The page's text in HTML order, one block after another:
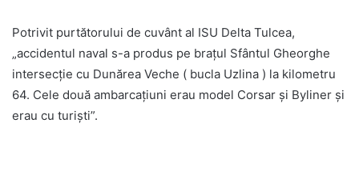
Potrivit purtătorului de cuvânt al ISU Delta Tulcea,
„accidentul naval s-a produs pe brațul Sfântul Gheorghe
intersecție cu Dunărea Veche ( bucla Uzlina ) la kilometru
64. Cele două ambarcațiuni erau model Corsar și Byliner și
erau cu turiști”.